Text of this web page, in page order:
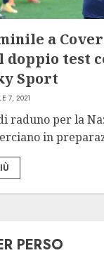
a
test
Sport
7, 2021
raduno per la
in
PERSO